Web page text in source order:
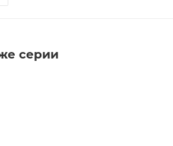
серии